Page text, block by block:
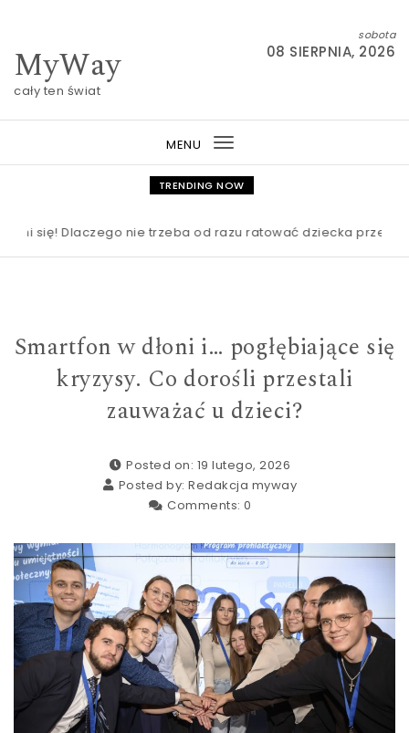
MyWay
cały ten świat
sobota
08 SIERPNIA, 2026
MENU
Toggle
navigation
TRENDING NOW
Dlaczego nie trzeba od razu ratować dziecka przed nudą?
Smartfon w dłoni i… pogłębiające się
kryzysy. Co dorośli przestali
zauważać u dzieci?
Posted on: 19 lutego, 2026
Posted by: Redakcja myway
Comments: 0